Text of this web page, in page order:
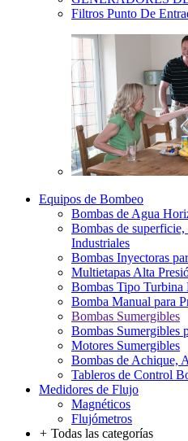
Filtros Punto De
Equipos de Bombeo
Bombas de Agua
Bombas de
Industriales
Bombas Inyectoras
Multietapas Alta
Bombas Tipo Turbina
Bomba Manual para
Bombas Sumergibles
Bombas Sumergibles
Motores Sumergibles
Bombas de Achique,
Tableros de Control
Medidores de Flujo
Magnéticos
Flujómetros
+ Todas las categorías